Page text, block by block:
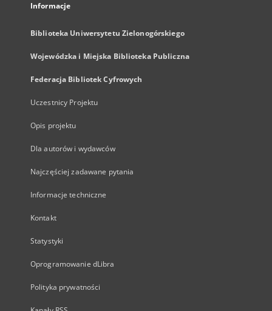
Informacje
Biblioteka Uniwersytetu Zielonogórskiego
Wojewódzka i Miejska Biblioteka Publiczna
Federacja Bibliotek Cyfrowych
Uczestnicy Projektu
Opis projektu
Dla autorów i wydawców
Najczęściej zadawane pytania
Informacje techniczne
Kontakt
Statystyki
Oprogramowanie dLibra
Polityka prywatności